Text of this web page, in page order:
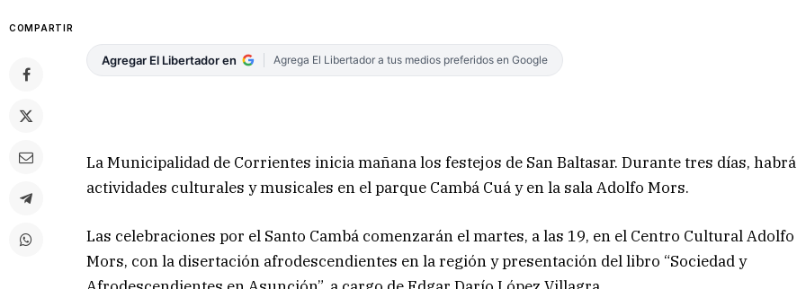
COMPARTIR
Agregar El Libertador en Agrega El Libertador a tus medios preferidos en Google
La Municipalidad de Corrientes inicia mañana los festejos de San Baltasar. Durante tres días, habrá
actividades culturales y musicales en el parque Cambá Cuá y en la sala Adolfo Mors.
Las celebraciones por el Santo Cambá comenzarán el martes, a las 19, en el Centro Cultural Adolfo
Mors, con la disertación afrodescendientes en la región y presentación del libro “Sociedad y